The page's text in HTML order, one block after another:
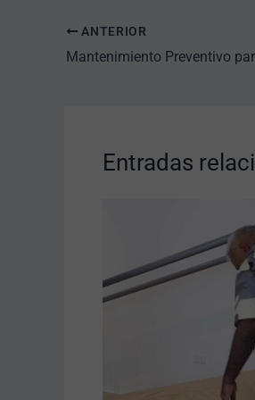
ANTERIOR
Mantenimiento Preventivo
Entradas